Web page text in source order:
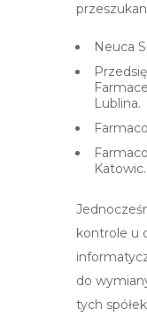
Neuca
Lublina.
Katowic.
kontrole u
do
tych